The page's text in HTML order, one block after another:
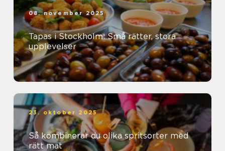
08. november 2025
Tapas i Stockholm: Små rätter, stora
upplevelser
23. oktober 2025
Så kombinerar du olika spritsorter med
rätt mat